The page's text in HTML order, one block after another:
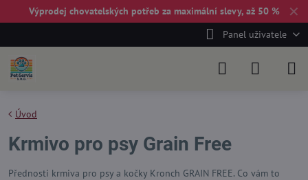
✕
Výprodej chovatelských potřeb za maximální slevy, až 50 %
Panel uživatele
Úvod
Krmivo pro psy Grain Free
Přednosti krmiva pro psy a kočky Kronch GRAIN FREE. Co vám to